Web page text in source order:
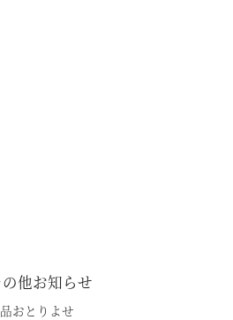
他お知らせ
おとりよせ